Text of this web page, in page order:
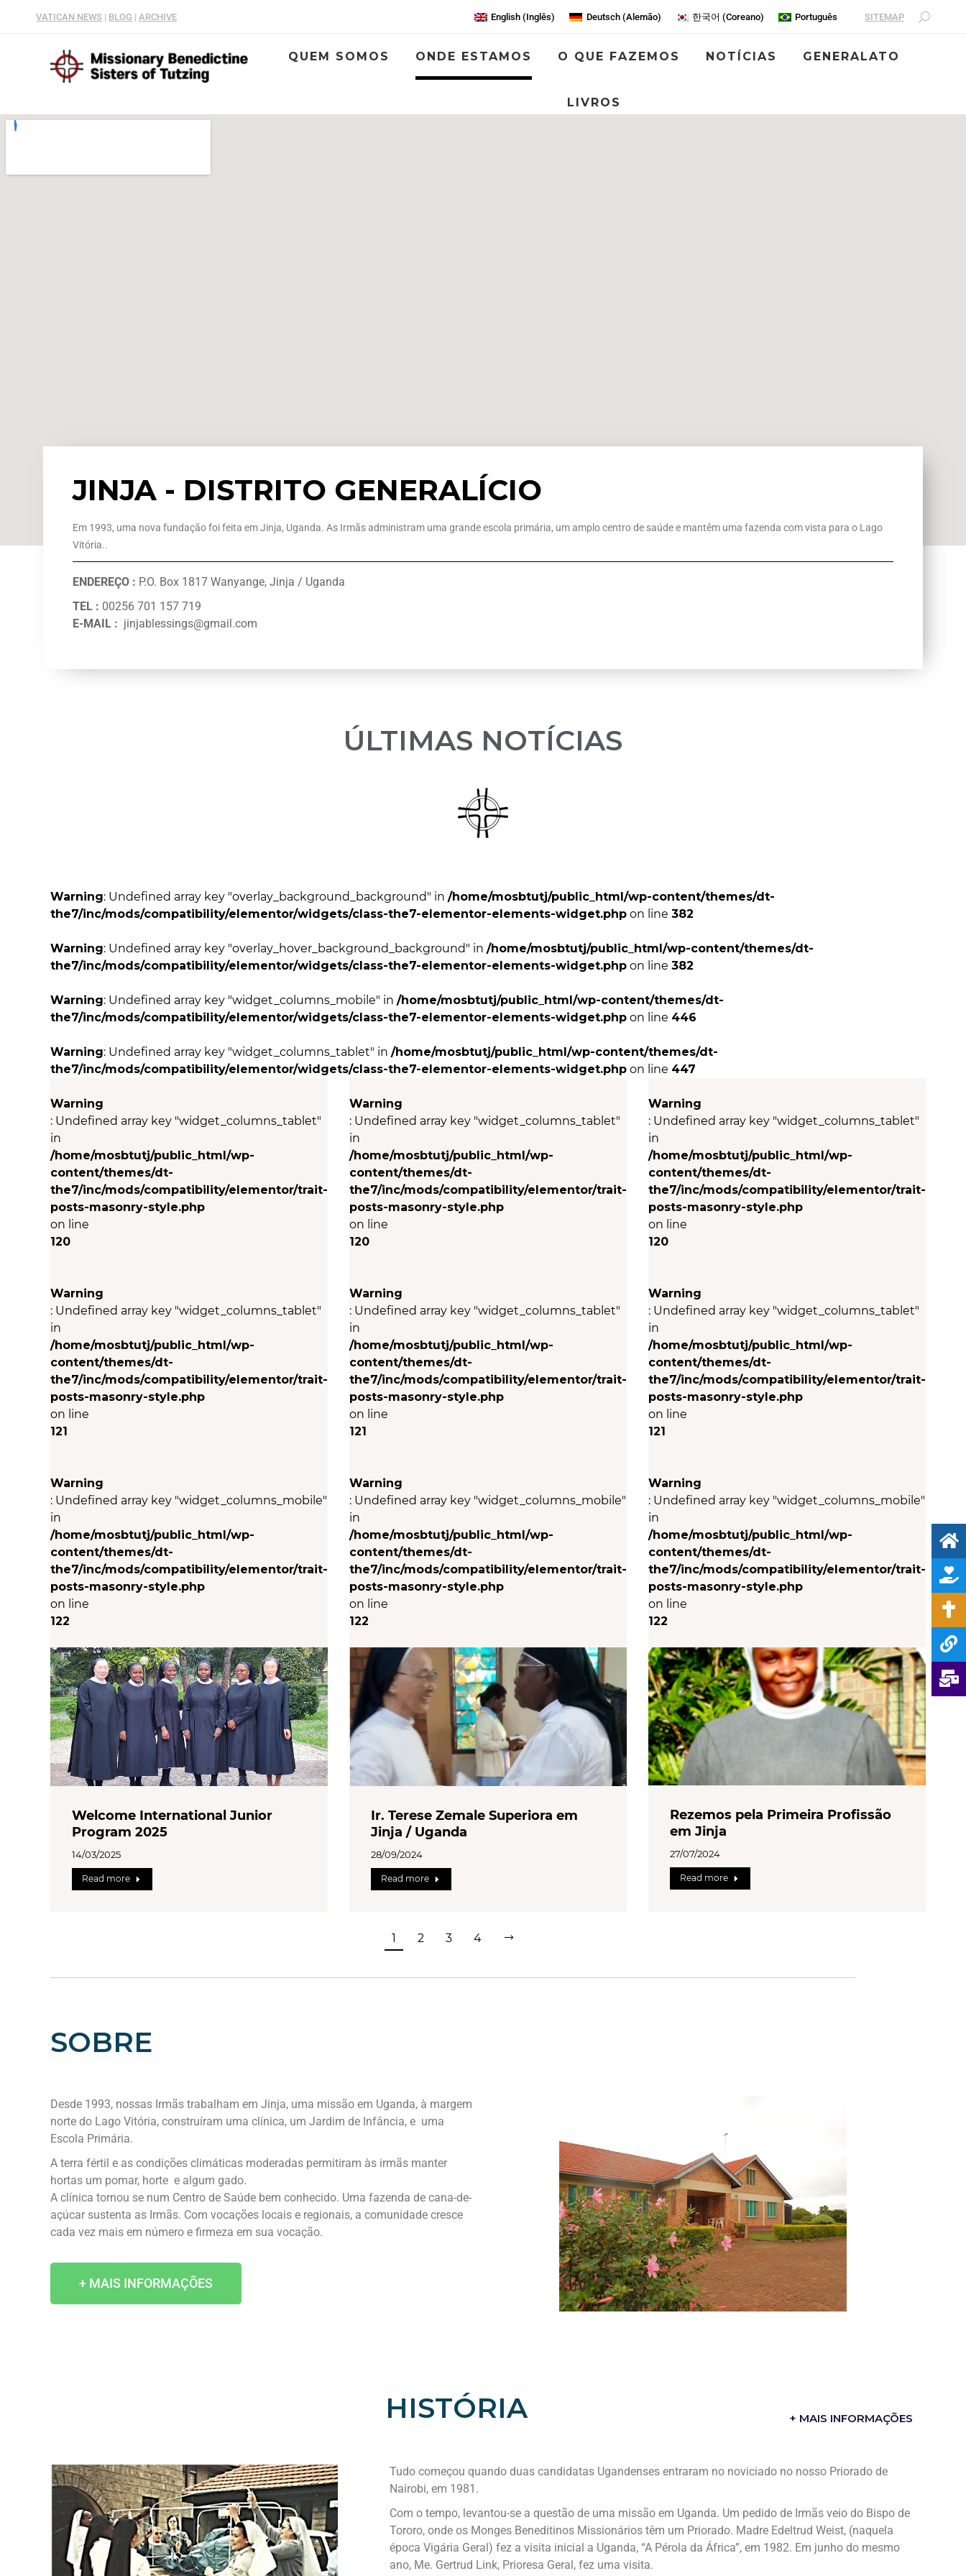
VATICAN NEWS | BLOG | ARCHIVE English (Inglês) Deutsch(Alemão) 한국어 (Coreano) Português SITEMAP
QUEM SOMOS ONDE ESTAMOS O QUE FAZEMOS NOTÍCIAS GENERALATO
LIVROS
JINJA - DISTRITO GENERALÍCIO
Em 1993, uma nova fundação foi feita em Jinja, Uganda. As Irmãs administram uma grande escola primária, um amplo centro de saúde e mantêm uma fazenda com vista para o Lago
Vitória..
ENDEREÇO : P.O. Box 1817 Wanyange, Jinja / Uganda
TEL : 00256 701 157 719
E-MAIL : jinjablessings@gmail.com
ÚLTIMAS NOTÍCIAS
Warning: Undefined array key "overlay_background_background" in /home/mosbtutj/public_html/wp-content/themes/dt-
the7/inc/mods/compatibility/elementor/widgets/class-the7-elementor-elements-widget.php on line 382
Warning: Undefined array key "overlay_hover_background_background" in /home/mosbtutj/public_html/wp-content/themes/dt-
the7/inc/mods/compatibility/elementor/widgets/class-the7-elementor-elements-widget.php on line 382
Warning: Undefined array key "widget_columns_mobile" in /home/mosbtutj/public_html/wp-content/themes/dt-
the7/inc/mods/compatibility/elementor/widgets/class-the7-elementor-elements-widget.php on line 446
Warning: Undefined array key "widget_columns_tablet" in /home/mosbtutj/public_html/wp-content/themes/dt-
the7/inc/mods/compatibility/elementor/widgets/class-the7-elementor-elements-widget.php on line 447
Warning
: Undefined array key "widget_columns_tablet"
in
/home/mosbtutj/public_html/wp-
content/themes/dt-
the7/inc/mods/compatibility/elementor/trait-
posts-masonry-style.php
on line
120
Warning
: Undefined array key "widget_columns_tablet"
in
/home/mosbtutj/public_html/wp-
content/themes/dt-
the7/inc/mods/compatibility/elementor/trait-
posts-masonry-style.php
on line
121
Warning
: Undefined array key "widget_columns_mobile"
in
/home/mosbtutj/public_html/wp-
content/themes/dt-
the7/inc/mods/compatibility/elementor/trait-
posts-masonry-style.php
on line
122
Welcome International Junior
Program 2025
14/03/2025
Read more
Warning
: Undefined array key "widget_columns_tablet"
in
/home/mosbtutj/public_html/wp-
content/themes/dt-
the7/inc/mods/compatibility/elementor/trait-
posts-masonry-style.php
on line
120
Warning
: Undefined array key "widget_columns_tablet"
in
/home/mosbtutj/public_html/wp-
content/themes/dt-
the7/inc/mods/compatibility/elementor/trait-
posts-masonry-style.php
on line
121
Warning
: Undefined array key "widget_columns_mobile"
in
/home/mosbtutj/public_html/wp-
content/themes/dt-
the7/inc/mods/compatibility/elementor/trait-
posts-masonry-style.php
on line
122
Ir. Terese Zemale Superiora em
Jinja / Uganda
28/09/2024
Read more
Warning
: Undefined array key "widget_columns_tablet"
in
/home/mosbtutj/public_html/wp-
content/themes/dt-
the7/inc/mods/compatibility/elementor/trait-
posts-masonry-style.php
on line
120
Warning
: Undefined array key "widget_columns_tablet"
in
/home/mosbtutj/public_html/wp-
content/themes/dt-
the7/inc/mods/compatibility/elementor/trait-
posts-masonry-style.php
on line
121
Warning
: Undefined array key "widget_columns_mobile"
in
/home/mosbtutj/public_html/wp-
content/themes/dt-
the7/inc/mods/compatibility/elementor/trait-
posts-masonry-style.php
on line
122
Rezemos pela Primeira Profissão
em Jinja
27/07/2024
Read more
1 2 3 4
SOBRE
Desde 1993, nossas Irmãs trabalham em Jinja, uma missão em Uganda, à margem
norte do Lago Vitória, construíram uma clínica, um Jardim de Infância, e uma
Escola Primária.
A terra fértil e as condições climáticas moderadas permitiram às irmãs manter
hortas um pomar, horte e algum gado.
A clínica tornou se num Centro de Saúde bem conhecido. Uma fazenda de cana-de-
açúcar sustenta as Irmãs. Com vocações locais e regionais, a comunidade cresce
cada vez mais em número e firmeza em sua vocação.
+ MAIS INFORMAÇÕES
HISTÓRIA + MAIS INFORMAÇÕES
Tudo começou quando duas candidatas Ugandenses entraram no noviciado no nosso Priorado de
Nairobi, em 1981.
Com o tempo, levantou-se a questão de uma missão em Uganda. Um pedido de Irmãs veio do Bispo de
Tororo, onde os Monges Beneditinos Missionários têm um Priorado. Madre Edeltrud Weist, (naquela
época Vigária Geral) fez a visita inicial a Uganda, “A Pérola da África”, em 1982. Em junho do mesmo
ano, Me. Gertrud Link, Prioresa Geral, fez uma visita.